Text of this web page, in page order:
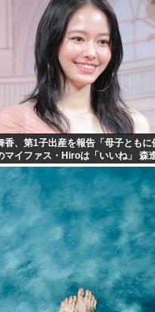
香、第1子出産を報告「母子ともに
イファス・Hiroは「いいね」 森
んの孫